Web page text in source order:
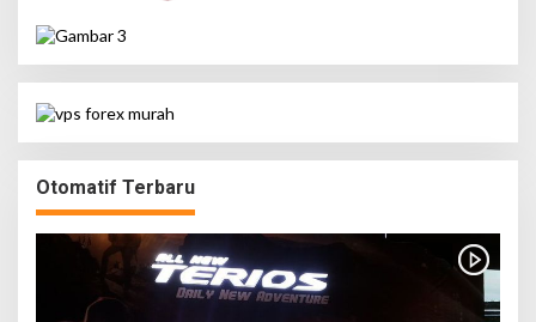
Otomatif Terbaru